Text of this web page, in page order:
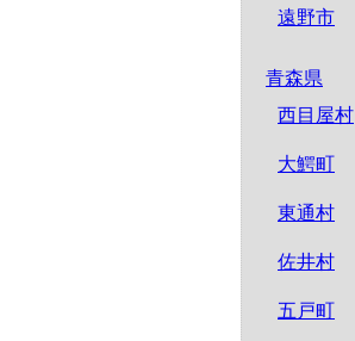
遠野市
青森県
西目屋村
大鰐町
東通村
佐井村
五戸町